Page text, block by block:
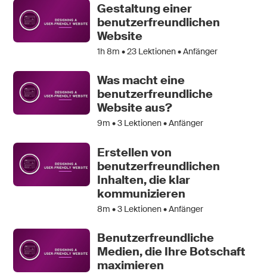
Gestaltung einer
benutzerfreundlichen
Website
1h 8m •23 Lektionen • Anfänger
Was macht eine
benutzerfreundliche
Website aus?
9m •3 Lektionen • Anfänger
Erstellen von
benutzerfreundlichen
Inhalten, die klar
kommunizieren
8m •3 Lektionen • Anfänger
Benutzerfreundliche
Medien, die Ihre Botschaft
maximieren